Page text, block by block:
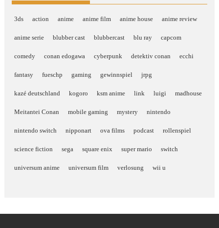
3ds action anime anime film anime house anime review
anime serie blubber cast blubbercast blu ray capcom
comedy conan edogawa cyberpunk detektiv conan ecchi
fantasy fueschp gaming gewinnspiel jrpg
kazé deutschland kogoro ksm anime link luigi madhouse
Meitantei Conan mobile gaming mystery nintendo
nintendo switch nipponart ova films podcast rollenspiel
science fiction sega square enix super mario switch
universum anime universum film verlosung wii u